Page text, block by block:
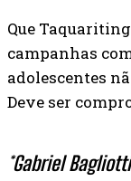
Que
campanhas
adolescentes
Deve ser
*Gabriel